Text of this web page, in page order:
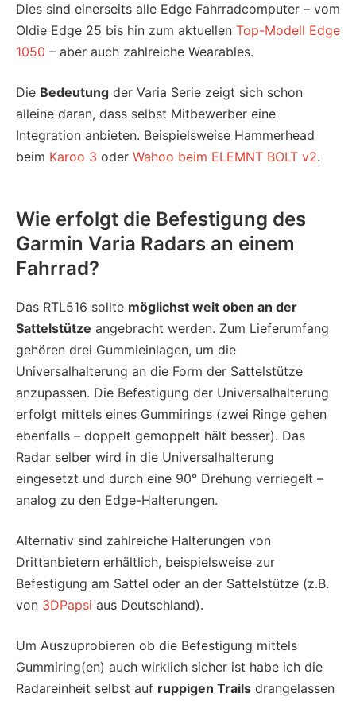
Dies sind einerseits alle Edge Fahrradcomputer – vom
Oldie Edge 25 bis hin zum aktuellen Top-Modell Edge
1050 – aber auch zahlreiche Wearables.
Die Bedeutung der Varia Serie zeigt sich schon
alleine daran, dass selbst Mitbewerber eine
Integration anbieten. Beispielsweise Hammerhead
beim Karoo 3 oder Wahoo beim ELEMNT BOLT v2.
Wie erfolgt die Befestigung des
Garmin Varia Radars an einem
Fahrrad?
Das RTL516 sollte möglichst weit oben an der
Sattelstütze angebracht werden. Zum Lieferumfang
gehören drei Gummieinlagen, um die
Universalhalterung an die Form der Sattelstütze
anzupassen. Die Befestigung der Universalhalterung
erfolgt mittels eines Gummirings (zwei Ringe gehen
ebenfalls – doppelt gemoppelt hält besser). Das
Radar selber wird in die Universalhalterung
eingesetzt und durch eine 90° Drehung verriegelt –
analog zu den Edge-Halterungen.
Alternativ sind zahlreiche Halterungen von
Drittanbietern erhältlich, beispielsweise zur
Befestigung am Sattel oder an der Sattelstütze (z.B.
von 3DPapsi aus Deutschland).
Um Auszuprobieren ob die Befestigung mittels
Gummiring(en) auch wirklich sicher ist habe ich die
Radareinheit selbst auf ruppigen Trails drangelassen